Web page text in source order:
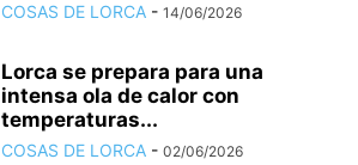
COSAS DE LORCA - 14/06/2026
Lorca se prepara para una
intensa ola de calor con
temperaturas...
COSAS DE LORCA - 02/06/2026